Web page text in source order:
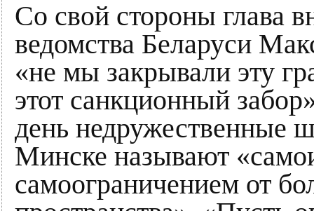
Со свой стороны глава
ведомства Беларуси
«не мы закрывали эту
этот санкционный
день недружественные
Минске называют
самоограничением от